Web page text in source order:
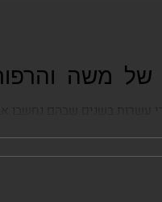
משה
עשרות בשנים שבהם נחשבו
לא...